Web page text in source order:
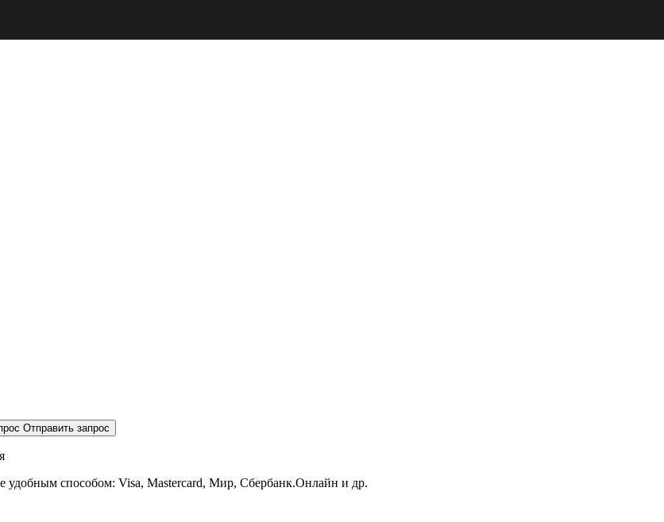
Отправить запрос
удобным способом: Visa, Mastercard, Мир, Сбербанк.Онлайн и др.